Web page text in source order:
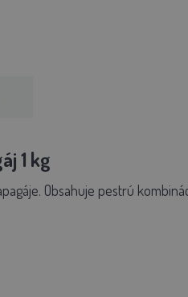
1 kg
Obsahuje pestrú